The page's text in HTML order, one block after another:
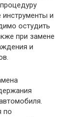
инструменты и
остудить
при замене
и
по